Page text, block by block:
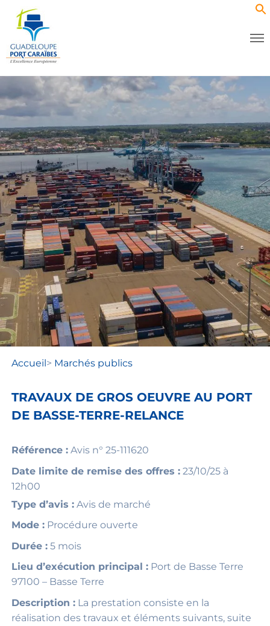
Accueil> Marchés publics
TRAVAUX DE GROS OEUVRE AU PORT
DE BASSE-TERRE-RELANCE
Référence :Avis n° 25-111620
Date limite de remise des offres :23/10/25 à
12h00
Type d’avis :Avis de marché
Mode :Procédure ouverte
Durée :5 mois
Lieu d’exécution principal :Port de Basse Terre
97100 – Basse Terre
Description :La prestation consiste en la
réalisation des travaux et éléments suivants, suite